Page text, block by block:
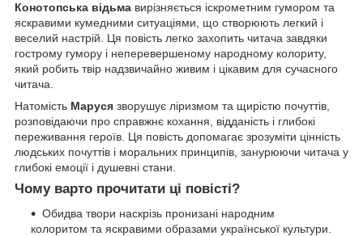
Конотопська відьма вирізняється іскрометним гумором та
яскравими кумедними ситуаціями, що створюють легкий і
веселий настрій. Ця повість легко захопить читача завдяки
гострому гумору і неперевершеному народному колориту,
який робить твір надзвичайно живим і цікавим для сучасного
читача.
Натомість Маруся зворушує ліризмом та щирістю почуттів,
розповідаючи про справжнє кохання, відданість і глибокі
переживання героїв. Ця повість допомагає зрозуміти цінність
людських почуттів і моральних принципів, занурюючи читача у
глибокі емоції і душевні стани.
Чому варто прочитати ці повісті?
Обидва твори наскрізь пронизані народним
колоритом та яскравими образами української культури.